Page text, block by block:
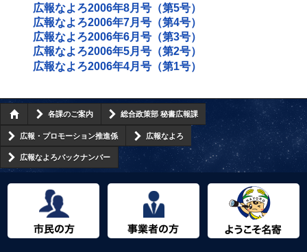
広報なよろ2006年8月号（第5号）
広報なよろ2006年7月号（第4号）
広報なよろ2006年6月号（第3号）
広報なよろ2006年5月号（第2号）
広報なよろ2006年4月号（第1号）
各課のご案内 総合政策部 秘書広報課
広報・プロモーション推進係 広報なよろ
広報なよろバックナンバー